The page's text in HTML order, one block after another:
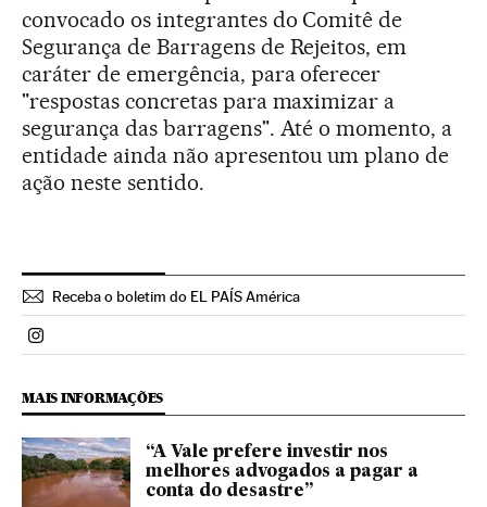
convocado os integrantes do Comitê de
Segurança de Barragens de Rejeitos, em
caráter de emergência, para oferecer
"respostas concretas para maximizar a
segurança das barragens". Até o momento, a
entidade ainda não apresentou um plano de
ação neste sentido.
Receba o boletim do EL PAÍS América
Politica El País Brasil en Instagram
MAIS INFORMAÇÕES
“A Vale prefere investir nos
melhores advogados a pagar a
conta do desastre”